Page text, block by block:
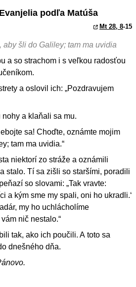
podľa Matúša
Mt 28, 8-15
aby šli do Galiley; tam ma uvidia
a so strachom i s veľkou radosťou
a oslovil ich: „Pozdravujem
a klaňali sa mu.
sa! Choďte, oznámte mojim
tam ma uvidia.“
niektorí zo stráže a oznámili
stalo. Tí sa zišli so staršími, poradili
so slovami: „Tak vravte:
a kým sme my spali, oni ho ukradli.‘
my ho uchlácholíme
nič nestalo.“
tak, ako ich poučili. A toto sa
dnešného dňa.